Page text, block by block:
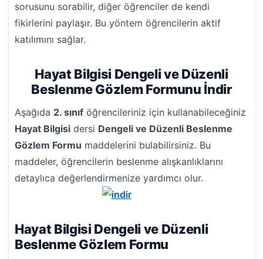
sorusunu sorabilir, diğer öğrenciler de kendi
fikirlerini paylaşır. Bu yöntem öğrencilerin aktif
katılımını sağlar.
Hayat Bilgisi Dengeli ve Düzenli
Beslenme Gözlem Formunu İndir
Aşağıda 2. sınıf öğrencileriniz için kullanabileceğiniz
Hayat Bilgisi dersi Dengeli ve Düzenli Beslenme
Gözlem Formu maddelerini bulabilirsiniz. Bu
maddeler, öğrencilerin beslenme alışkanlıklarını
detaylıca değerlendirmenize yardımcı olur.
Hayat Bilgisi Dengeli ve Düzenli
Beslenme Gözlem Formu